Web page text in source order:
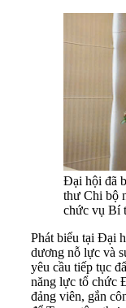
Đại hội đã
thư Chi bộ
chức vụ Bí
Phát biểu tại Đại
dương nỗ lực và
yêu cầu tiếp tục
năng lực tổ chức
đảng viên, gắn